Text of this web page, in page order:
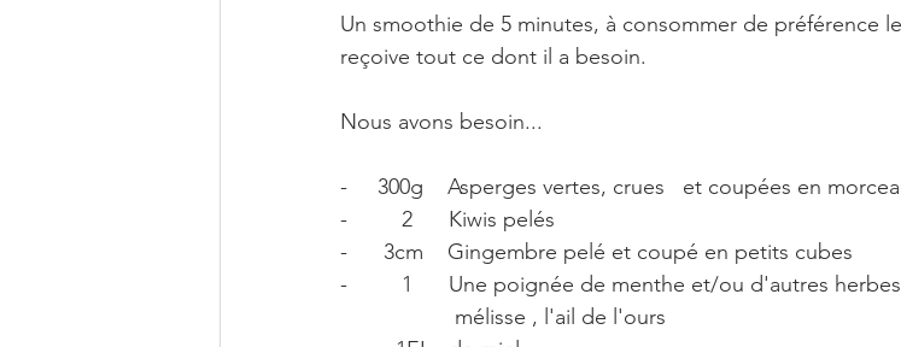
Un smoothie de 5 minutes, à consommer de préférence
reçoive tout ce dont il a besoin.
Nous avons besoin...
-     300g    Asperges vertes, crues   et coupées en
-         2      Kiwis pelés
-      3cm    Gingembre pelé et coupé en petits cubes
-         1      Une poignée de menthe et/ou d'autres
                   mélisse , l'ail de l'ours